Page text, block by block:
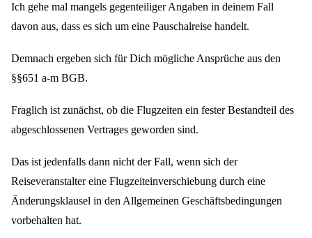
Ich gehe mal mangels gegenteiliger Angaben in deinem Fall
davon aus, dass es sich um eine Pauschalreise handelt.
Demnach ergeben sich für Dich mögliche Ansprüche aus den
§§651 a-m BGB.
Fraglich ist zunächst, ob die Flugzeiten ein fester Bestandteil des
abgeschlossenen Vertrages geworden sind.
Das ist jedenfalls dann nicht der Fall, wenn sich der
Reiseveranstalter eine Flugzeiteinverschiebung durch eine
Änderungsklausel in den Allgemeinen Geschäftsbedingungen
vorbehalten hat.